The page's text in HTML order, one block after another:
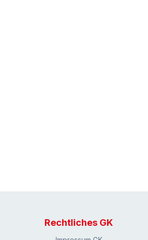
Rechtliches GK